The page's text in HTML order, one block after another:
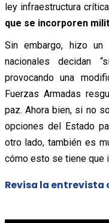
ley infraestructura crítica
que se incorporen
Sin embargo, hizo un
nacionales decidan
provocando una
Fuerzas Armadas
paz. Ahora bien, si no
opciones del Estado
otro lado, también es
cómo esto se tiene que
Revisa la entrevista